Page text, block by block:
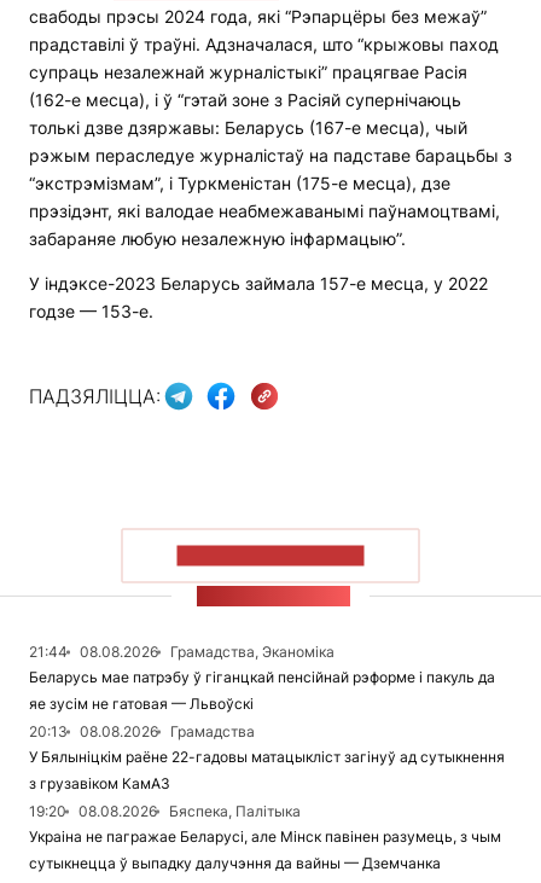
свабоды прэсы 2024 года, які “Рэпарцёры без межаў”
прадставілі ў траўні. Адзначалася, што “крыжовы паход
супраць незалежнай журналістыкі” працягвае Расія
(162-е месца), і ў “гэтай зоне з Расіяй супернічаюць
толькі дзве дзяржавы: Беларусь (167-е месца), чый
рэжым пераследуе журналістаў на падставе барацьбы з
“экстрэмізмам”, і Туркменістан (175-е месца), дзе
прэзідэнт, які валодае неабмежаванымі паўнамоцтвамі,
забараняе любую незалежную інфармацыю”.
У індэксе-2023 Беларусь займала 157-е месца, у 2022
годзе — 153-е.
ПАДЗЯЛІЦЦА:
21:44 08.08.2026
Грамадства, Эканоміка
Беларусь мае патрэбу ў гіганцкай пенсійнай рэформе і пакуль да
яе зусім не гатовая — Львоўскі
20:13
08.08.2026
Грамадства
У Бялыніцкім раёне 22-гадовы матацыкліст загінуў ад сутыкнення
з грузавіком КамАЗ
19:20
08.08.2026
Бяспека, Палітыка
Украіна не пагражае Беларусі, але Мінск павінен разумець, з чым
сутыкнецца ў выпадку далучэння да вайны — Дземчанка